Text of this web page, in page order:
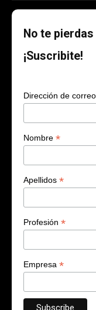
No te
¡Suscribite!
Dirección de
Nombre *
Apellidos *
Profesión *
Empresa *